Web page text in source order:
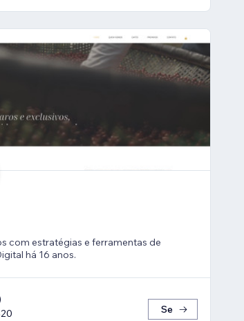
com estratégias e ferramentas de
há 16 anos.
Se